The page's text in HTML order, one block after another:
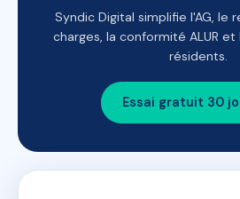
Syndic Digital simplifie l'AG, le
charges, la conformité ALUR
résidents.
Essai gratuit 30